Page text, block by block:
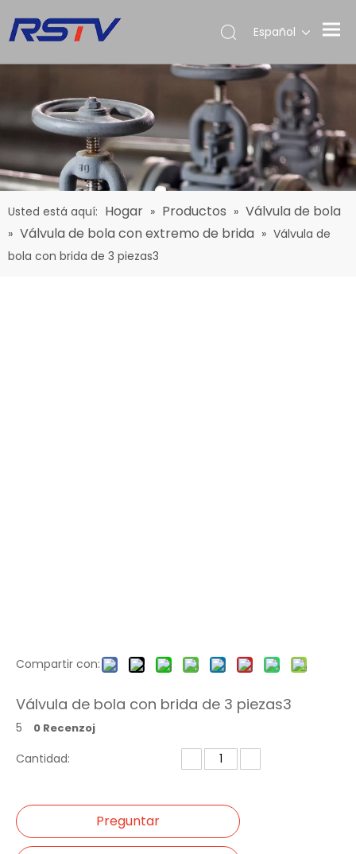
Español
Usted está aquí: Hogar » Productos » Válvula de bola
» Válvula de bola con extremo de brida » Válvula de
bola con brida de 3 piezas3
Compartir con:
Válvula de bola con brida de 3 piezas3
5 0 Recenzoj
Cantidad:
Preguntar